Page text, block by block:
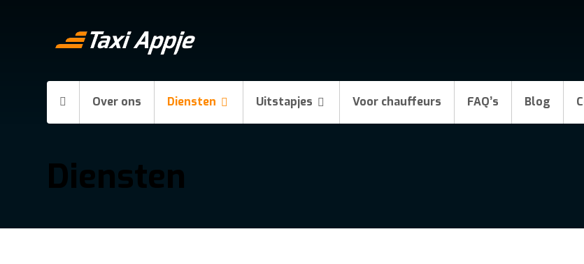
Over ons Diensten Uitstapjes Voor chauffeurs FAQ’s Blog
Diensten